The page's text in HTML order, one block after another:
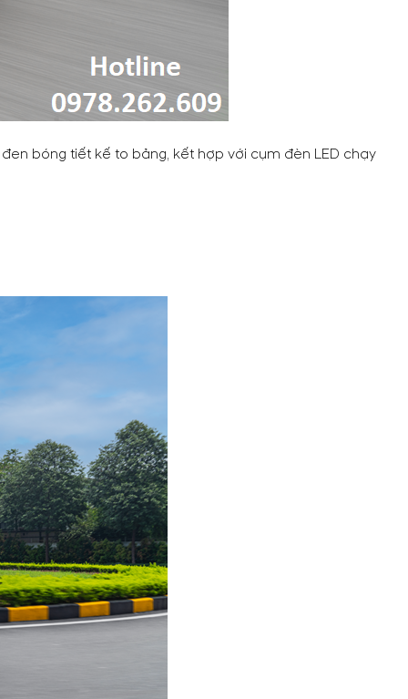
bóng tiết kế to bảng, kết hợp với cụm đèn LED chạy